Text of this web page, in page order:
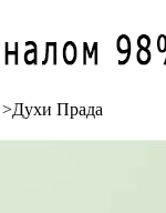
>Духи Прада